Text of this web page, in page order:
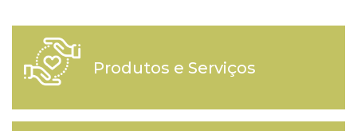
Produtos e Serviços